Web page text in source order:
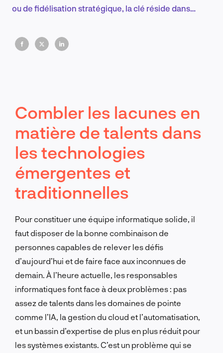
ou de fidélisation stratégique, la clé réside dans
soutenant la croissance à tous les niveaux.
Combler les lacunes en
matière de talents dans
les technologies
émergentes et
traditionnelles
Pour constituer une équipe informatique solide, il
faut disposer de la bonne combinaison de
personnes capables de relever les défis
d’aujourd’hui et de faire face aux inconnues de
demain. À l’heure actuelle, les responsables
informatiques font face à deux problèmes : pas
assez de talents dans les domaines de pointe
comme l’IA, la gestion du cloud et l’automatisation,
et un bassin d’expertise de plus en plus réduit pour
les systèmes existants. C’est un problème qui se